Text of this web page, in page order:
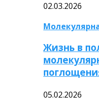
02.03.2026
Жизнь в
05.02.2026